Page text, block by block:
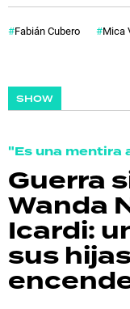
Fabián Cubero Mica
SHOW
"Es una mentira
Guerra
Wanda
Icardi:
sus